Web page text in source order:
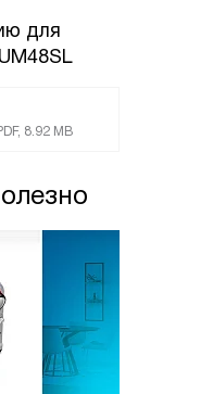
для
8.92 MB